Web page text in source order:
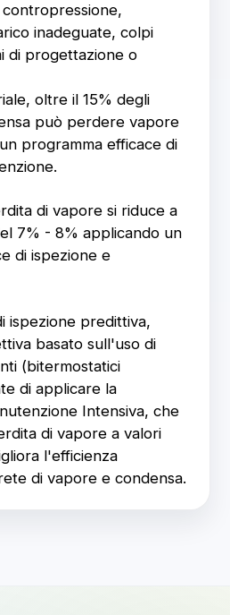
inadeguate, colpi
di progettazione o
oltre il 15% degli
può perdere vapore
programma efficace di
di vapore si riduce a
7% - 8% applicando un
di ispezione e
ispezione predittiva,
basato sull'uso di
(bitermostatici
di applicare la
Intensiva, che
di vapore a valori
l'efficienza
di vapore e condensa.